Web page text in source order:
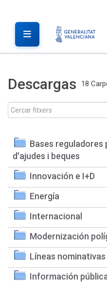
Descargas 18
Bases reguladores
d'ajudes i beques
Innovación e I+D
Energía
Internacional
Modernización
Líneas nominativas
Información